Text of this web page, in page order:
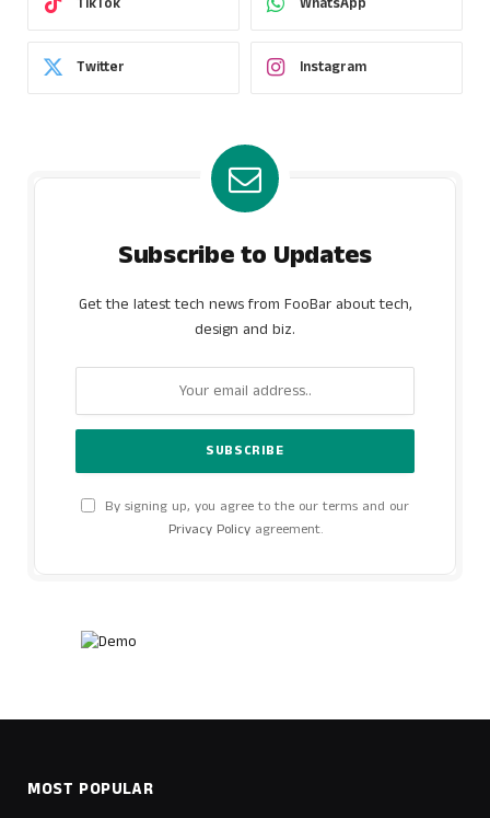
Twitter Instagram
Subscribe to Updates
Get the latest tech news from FooBar about tech,
design and biz.
By signing up, you agree to the our terms and our
Privacy Policyagreement.
MOST POPULAR